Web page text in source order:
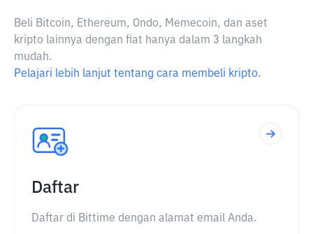
Beli Bitcoin, Ethereum, Ondo, Memecoin, dan aset
kripto lainnya dengan fiat hanya dalam 3 langkah
mudah.
Pelajari lebih lanjut tentang cara membeli kripto.
Daftar
Daftar di Bittime dengan alamat email Anda.